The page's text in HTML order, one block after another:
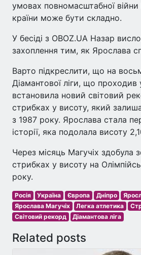
умовах повномасштабної війни
країни може бути складно.
У бесіді з OBOZ.UA Назар
захоплення тим, як Ярослава
Варто підкреслити, що на
Діамантової ліги, що проходив
встановила новий світовий
стрибках у висоту, який
з 1987 року. Ярослава стала
історії, яка подолала висоту
Через місяць Магучіх здобула
стрибках у висоту на
року.
Росія Україна Європа Дніпро
Ярослава Магучіх
Легка атлетика
Світовий рекорд
Діамантова ліга
Related posts